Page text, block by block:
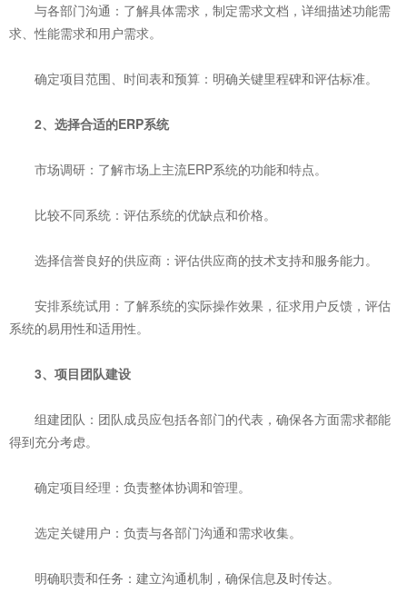
‌与各部门沟通‌：了解具体需求，制定需求文档，详细描述功能需
求、性能需求和用户需求。
‌确定项目范围、时间表和预算‌：明确关键里程碑和评估标准。
‌2、选择合适的ERP系统‌
‌市场调研‌：了解市场上主流ERP系统的功能和特点。
‌比较不同系统‌：评估系统的优缺点和价格。
‌选择信誉良好的供应商‌：评估供应商的技术支持和服务能力。
‌安排系统试用‌：了解系统的实际操作效果，征求用户反馈，评估
系统的易用性和适用性。
‌3、项目团队建设‌
‌组建团队‌：团队成员应包括各部门的代表，确保各方面需求都能
得到充分考虑。
‌确定项目经理‌：负责整体协调和管理。
‌选定关键用户‌：负责与各部门沟通和需求收集。
‌明确职责和任务‌：建立沟通机制，确保信息及时传达。